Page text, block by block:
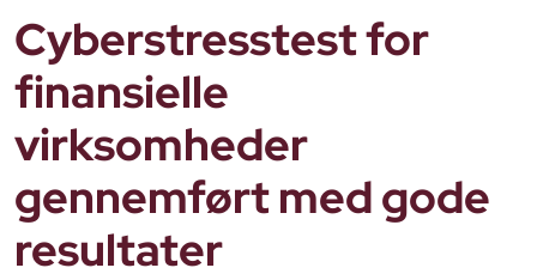
Cyberstresstest for
finansielle
virksomheder
gennemført med gode
resultater